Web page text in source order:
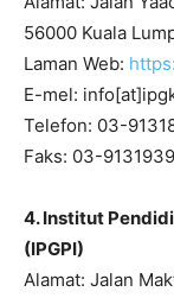
56000 Kuala
Laman Web:
E-mel:
Telefon: 03-
Faks: 03-
4. Institut
(IPGPI)
Alamat: Jalan